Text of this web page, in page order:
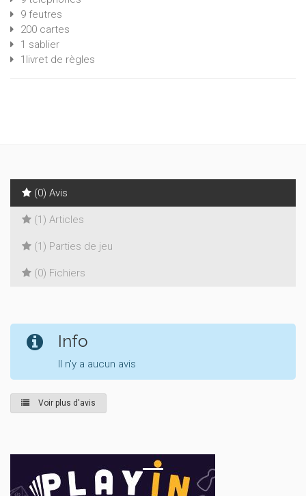
9 feutres
200 cartes
1 sablier
1livret de règles
(0) Avis
(1) Articles
(1) Parties de jeu
(0) Fichiers
Info
Il n'y a aucun avis
Voir plus d'avis